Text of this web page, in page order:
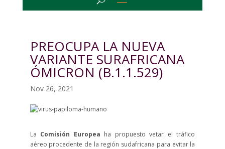
PREOCUPA LA NUEVA
VARIANTE SURAFRICANA
ÓMICRON (B.1.1.529)
Nov 26, 2021
La Comisión Europea ha propuesto vetar el tráfico
aéreo procedente de la región sudafricana para evitar la